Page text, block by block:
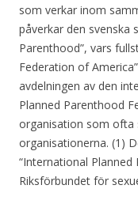
som verkar inom
påverkar den svenska
Parenthood”, vars
Federation of
avdelningen av den
Planned Parenthood
organisation som ofta
organisationerna. (1)
“International
Riksförbundet för